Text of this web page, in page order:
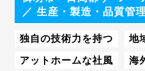
／ 生産・製造・品質管
独自の技術力を持つ 地
アットホームな社風 海